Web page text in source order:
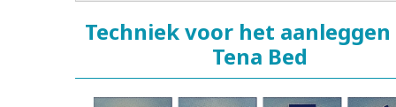
Techniek voor het aanleggen
Tena Bed